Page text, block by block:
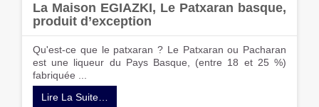
La Maison EGIAZKI, Le Patxaran basque,
produit d’exception
Qu'est-ce que le patxaran ? Le Patxaran ou Pacharan
est une liqueur du Pays Basque, (entre 18 et 25 %)
fabriquée ...
Lire La Suite…